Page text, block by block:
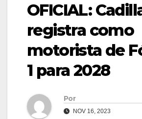
OFICIAL:
registra como
motorista de
1 para 2028
Por
NOV 16, 2023